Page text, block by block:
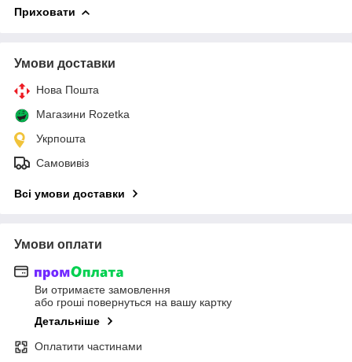
Приховати
Умови доставки
Нова Пошта
Магазини Rozetka
Укрпошта
Самовивіз
Всі умови доставки
Умови оплати
Ви отримаєте замовлення
або гроші повернуться на вашу картку
Детальніше
Оплатити частинами